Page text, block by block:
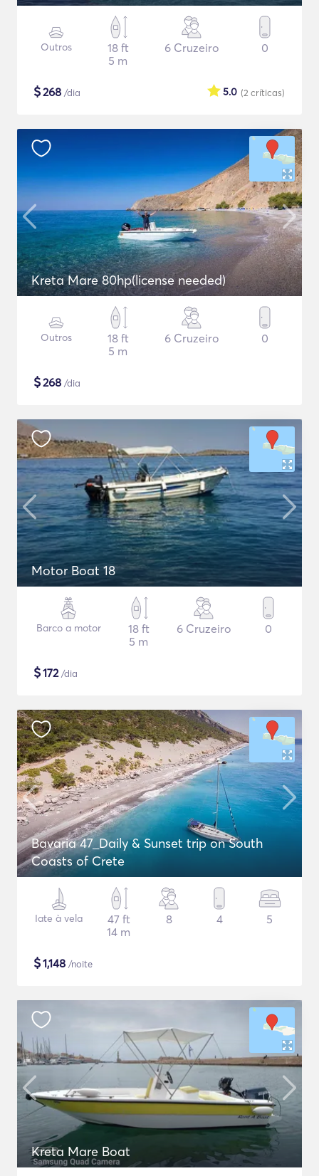
Outros
18 ft
5 m
6 Cruzeiro 0
$268 /dia (2 críticas)
5.0
Kreta Mare 80hp(license needed)
Outros
18 ft
5 m
6 Cruzeiro 0
$268 /dia
Motor Boat 18
Barco a motor
18 ft
5 m
6 Cruzeiro 0
$172/dia
Bavaria 47_Daily & Sunset trip on South
Coasts of Crete
Iate à vela
47 ft
14 m
8 4 5
$1,148 /noite
Kreta Mare Boat